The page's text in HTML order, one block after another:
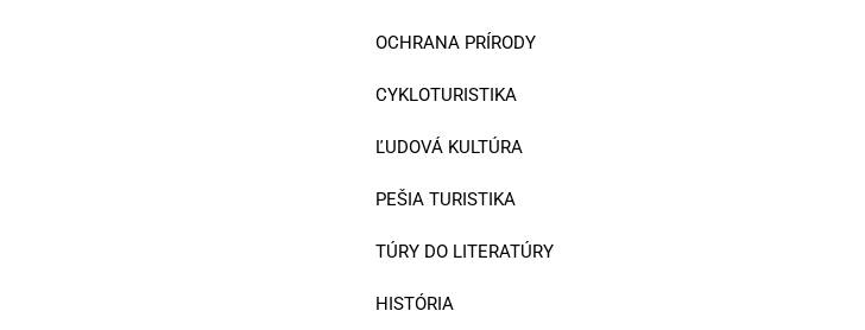
OCHRANA PRÍRODY
CYKLOTURISTIKA
ĽUDOVÁ KULTÚRA
PEŠIA TURISTIKA
TÚRY DO LITERATÚRY
HISTÓRIA